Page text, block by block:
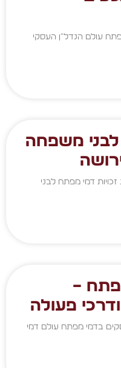
עולם הנדל"ן העסקי
לבני משפחה
דמי מפתח לבני
–
פעולה
בדמי מפתח עולם דמי